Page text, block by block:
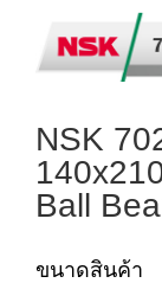
NSK
Ball
ขนาดสินค้า